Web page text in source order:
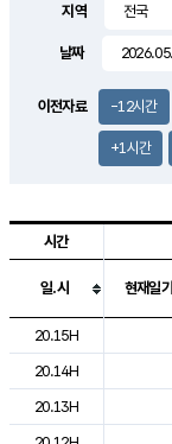
지역
날짜
이전자료 -12시간
+1시간
도시별 기상실황표
시간
일.시 현재일기
20.15H
20.14H
20.13H